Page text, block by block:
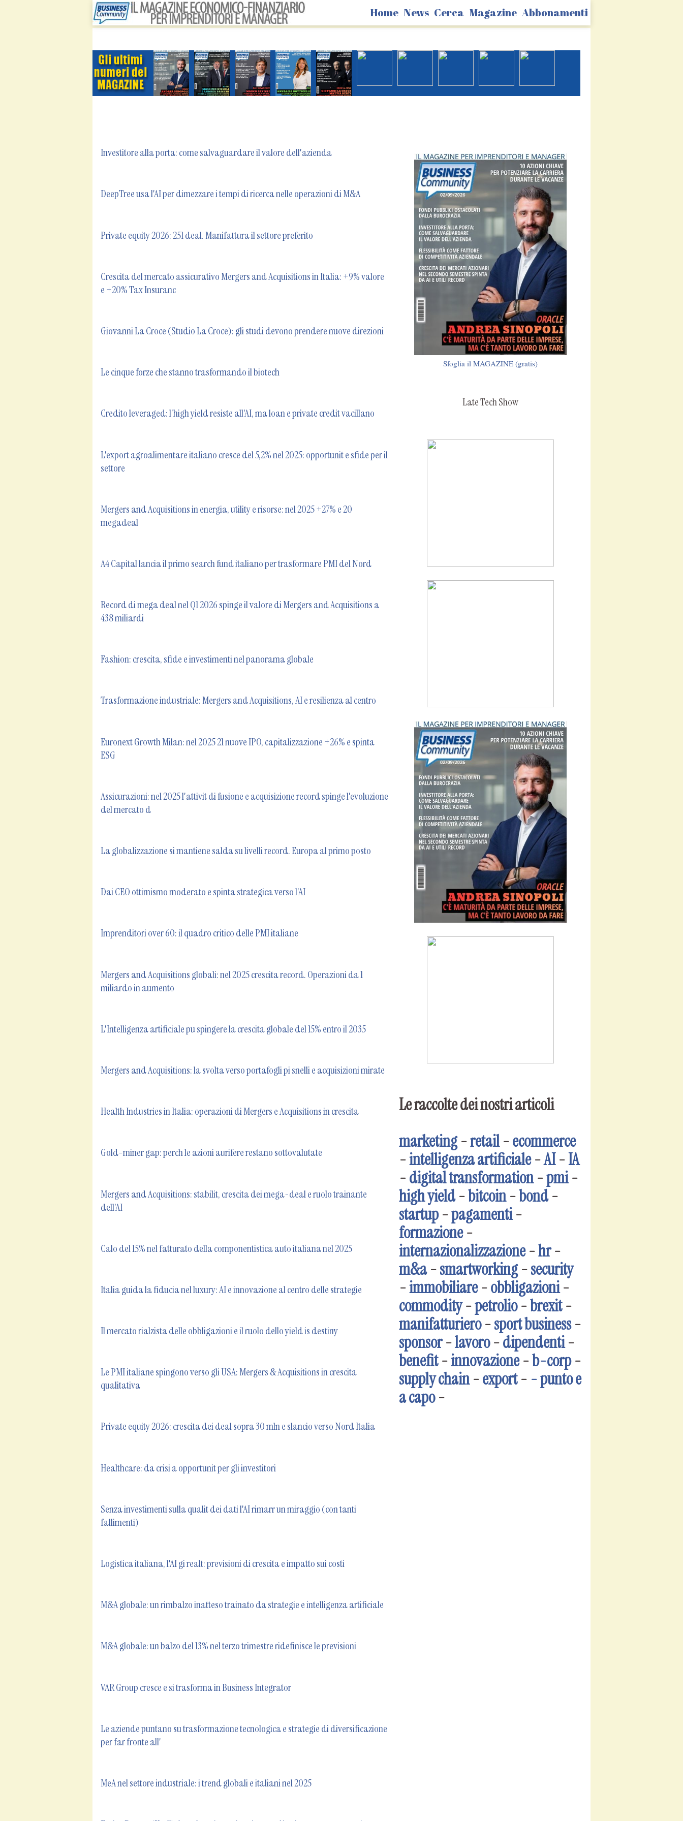
Home News Cerca Magazine Abbonamenti
Investitore alla porta: come salvaguardare il valore dell'azienda
DeepTree usa l'AI per dimezzare i tempi di ricerca nelle operazioni di M&A
Private equity 2026: 251 deal. Manifattura il settore preferito
Crescita del mercato assicurativo Mergers and Acquisitions in Italia: +9% valore
e +20% Tax Insuranc
Giovanni La Croce (Studio La Croce): gli studi devono prendere nuove direzioni
Le cinque forze che stanno trasformando il biotech
Credito leveraged: l'high yield resiste all'AI, ma loan e private credit vacillano
L'export agroalimentare italiano cresce del 5,2% nel 2025: opportunit e sfide per il
settore
Mergers and Acquisitions in energia, utility e risorse: nel 2025 +27% e 20
megadeal
A4 Capital lancia il primo search fund italiano per trasformare PMI del Nord
Record di mega deal nel Q1 2026 spinge il valore di Mergers and Acquisitions a
438 miliardi
Fashion: crescita, sfide e investimenti nel panorama globale
Trasformazione industriale: Mergers and Acquisitions, AI e resilienza al centro
Euronext Growth Milan: nel 2025 21 nuove IPO, capitalizzazione +26% e spinta
ESG
Assicurazioni: nel 2025 l'attivit di fusione e acquisizione record spinge l'evoluzione
del mercato d
La globalizzazione si mantiene salda su livelli record. Europa al primo posto
Dai CEO ottimismo moderato e spinta strategica verso l'AI
Imprenditori over 60: il quadro critico delle PMI italiane
Mergers and Acquisitions globali: nel 2025 crescita record. Operazioni da 1
miliardo in aumento
L'Intelligenza artificiale pu spingere la crescita globale del 15% entro il 2035
Mergers and Acquisitions: la svolta verso portafogli pi snelli e acquisizioni mirate
Health Industries in Italia: operazioni di Mergers e Acquisitions in crescita
Gold-miner gap: perch le azioni aurifere restano sottovalutate
Mergers and Acquisitions: stabilit, crescita dei mega-deal e ruolo trainante
dell'AI
Calo del 15% nel fatturato della componentistica auto italiana nel 2025
Italia guida la fiducia nel luxury: AI e innovazione al centro delle strategie
Il mercato rialzista delle obbligazioni e il ruolo dello yield is destiny
Le PMI italiane spingono verso gli USA: Mergers & Acquisitions in crescita
qualitativa
Private equity 2026: crescita dei deal sopra 30 mln e slancio verso Nord Italia
Healthcare: da crisi a opportunit per gli investitori
Senza investimenti sulla qualit dei dati l'AI rimarr un miraggio (con tanti
fallimenti)
Logistica italiana, l'AI gi realt: previsioni di crescita e impatto sui costi
M&A globale: un rimbalzo inatteso trainato da strategie e intelligenza artificiale
M&A globale: un balzo del 13% nel terzo trimestre ridefinisce le previsioni
VAR Group cresce e si trasforma in Business Integrator
Le aziende puntano su trasformazione tecnologica e strategie di diversificazione
per far fronte all'
MeA nel settore industriale: i trend globali e italiani nel 2025
Sfoglia il MAGAZINE (gratis)
Late Tech Show
Le raccolte dei nostri articoli
marketing-retail-ecommerce
-intelligenza artificiale-AI-IA
-digital transformation-pmi-
high yield-bitcoin-bond-
startup-pagamenti-
formazione-
internazionalizzazione-hr-
m&a-smartworking-security
-immobiliare-obbligazioni-
commodity-petrolio-brexit-
manifatturiero-sport business-
sponsor-lavoro-dipendenti-
benefit-innovazione-b-corp-
supply chain-export- - punto e
a capo-